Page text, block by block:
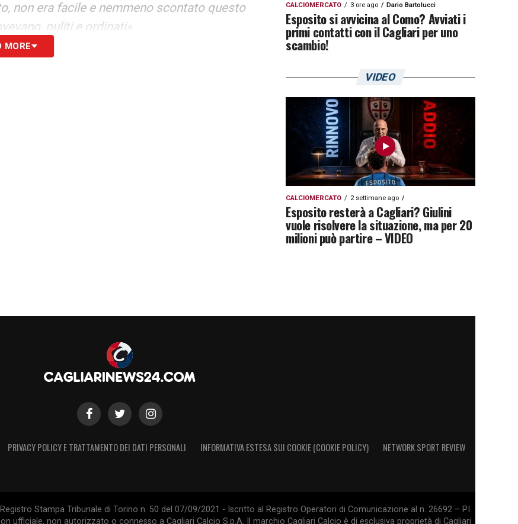
non era facile e nemmeno scontato questo
puliti e ordinati»
voluto esserci a tutti i costi. Ha
MORE
CALCIOMERCATO 3 ore ago Dario Bartolucci
Esposito si avvicina al Como? Avviati i
primi contatti con il Cagliari per uno
scambio!
VIDEO
CALCIOMERCATO 2 settimane ago
Esposito resterà a Cagliari? Giulini
vuole risolvere la situazione, ma per 20
milioni può partire – VIDEO
PRIVACY POLICY E TRATTAMENTO DEI DATI PERSONALI INFORMATIVA ESTESA SUI COOKIE (COOKIE POLICY) NETWORK SPORT REVIEW
Stampa Tribunale di Torino n. 50 del 07/09/2021 - Iscritto al Registro Operatori di Comunicazione al n. 26692 – PI
ufficiale, non autorizzato o connesso a Cagliari Calcio S.p.A. Il marchio Cagliari Calcio è di esclusiva proprietà di Cagliari